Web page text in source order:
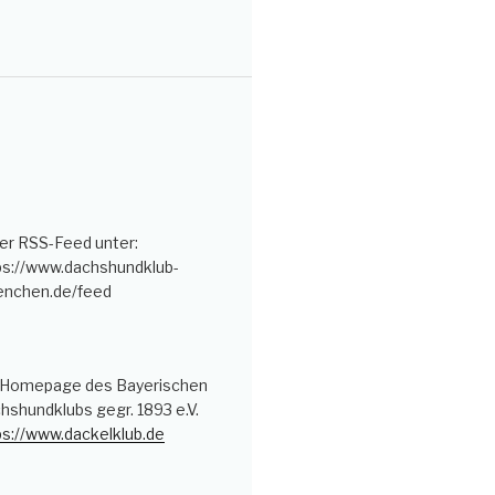
RSS-Feed unter:
www.dachshundklub-
feed
des Bayerischen
gegr. 1893 e.V.
www.dackelklub.de